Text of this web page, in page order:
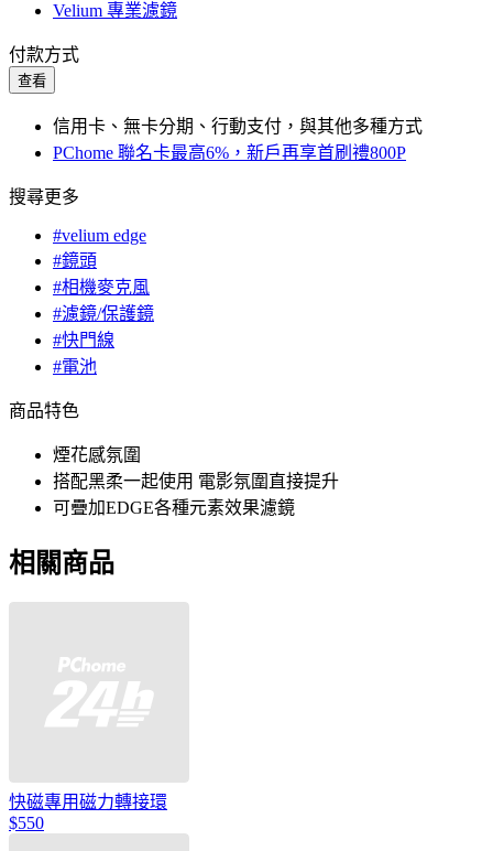
Velium 專業濾鏡
付款方式
查看
信用卡、無卡分期、行動支付，與其他多種方式
PChome 聯名卡最高6%，新戶再享首刷禮800P
搜尋更多
#velium edge
#鏡頭
#相機麥克風
#濾鏡/保護鏡
#快門線
#電池
商品特色
煙花感氛圍
搭配黑柔一起使用 電影氛圍直接提升
可疊加EDGE各種元素效果濾鏡
相關商品
快磁專用磁力轉接環
$550